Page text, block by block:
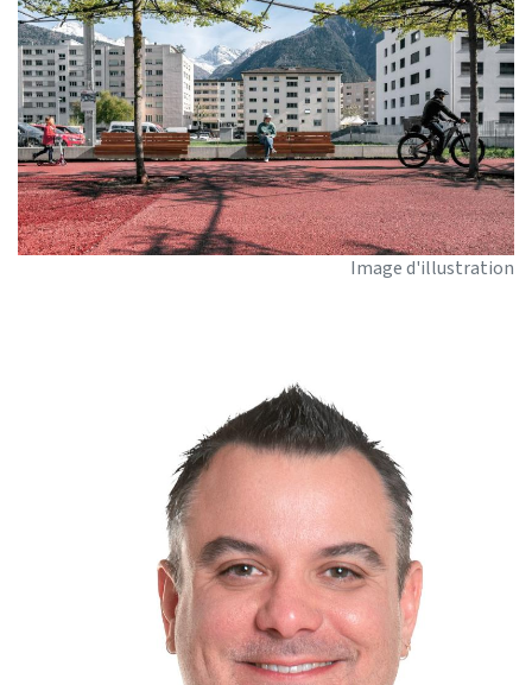
Image d'illustration